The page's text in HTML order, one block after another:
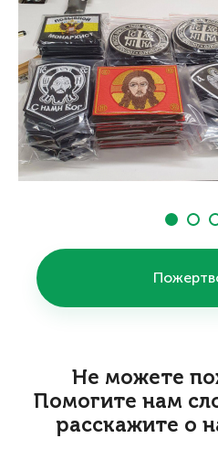
Не можете
Помогите нам
расскажите о